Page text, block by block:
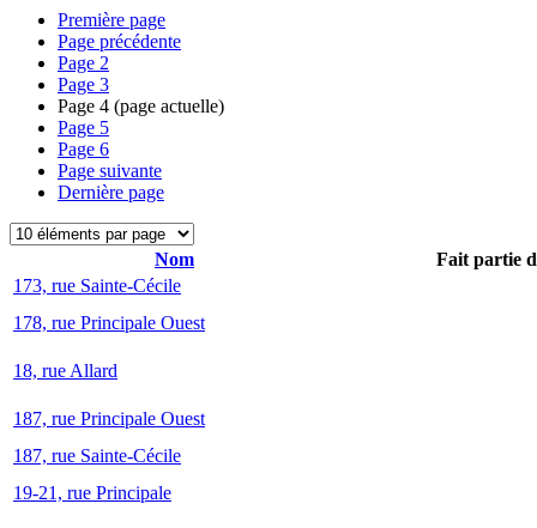
Première page
Page précédente
Page 2
Page 3
Page 4 (page actuelle)
Page 5
Page 6
Page suivante
Dernière page
Nom
Fait partie
173, rue Sainte-Cécile
178, rue Principale Ouest
18, rue Allard
187, rue Principale Ouest
187, rue Sainte-Cécile
19-21, rue Principale